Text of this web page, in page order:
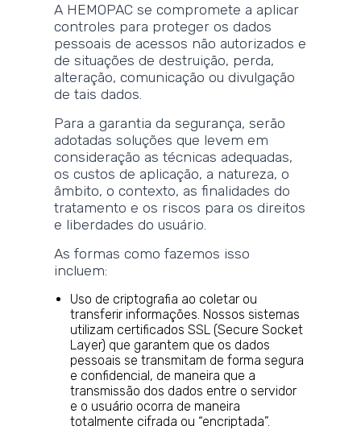
A HEMOPAC se compromete a aplicar
controles para proteger os dados
pessoais de acessos não autorizados e
de situações de destruição, perda,
alteração, comunicação ou divulgação
de tais dados.
Para a garantia da segurança, serão
adotadas soluções que levem em
consideração as técnicas adequadas,
os custos de aplicação, a natureza, o
âmbito, o contexto, as finalidades do
tratamento e os riscos para os direitos
e liberdades do usuário.
As formas como fazemos isso
incluem:
Uso de criptografia ao coletar ou
transferir informações. Nossos sistemas
utilizam certificados SSL (Secure Socket
Layer) que garantem que os dados
pessoais se transmitam de forma segura
e confidencial, de maneira que a
transmissão dos dados entre o servidor
e o usuário ocorra de maneira
totalmente cifrada ou “encriptada”.